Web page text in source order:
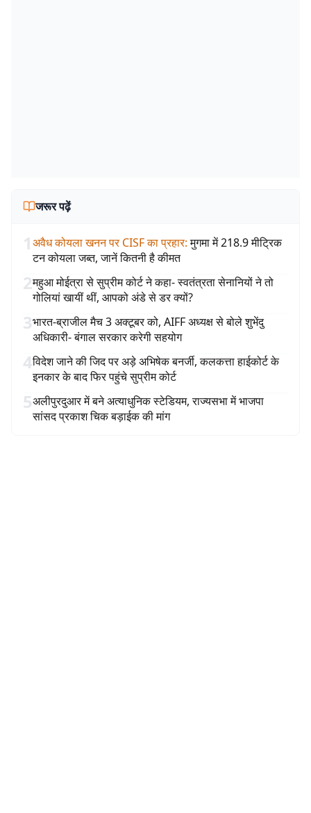
जरूर पढ़ें
1अवैध कोयला खनन पर CISF का प्रहार: मुगमा में 218.9 मीट्रिक
टन कोयला जब्त, जानें कितनी है कीमत
2महुआ मोईत्रा से सुप्रीम कोर्ट ने कहा- स्वतंत्रता सेनानियों ने तो
गोलियां खायीं थीं, आपको अंडे से डर क्यों?
3भारत-ब्राजील मैच 3 अक्टूबर को, AIFF अध्यक्ष से बोले शुभेंदु
अधिकारी- बंगाल सरकार करेगी सहयोग
4विदेश जाने की जिद पर अड़े अभिषेक बनर्जी, कलकत्ता हाईकोर्ट के
इनकार के बाद फिर पहुंचे सुप्रीम कोर्ट
5अलीपुरदुआर में बने अत्याधुनिक स्टेडियम, राज्यसभा में भाजपा
सांसद प्रकाश चिक बड़ाईक की मांग